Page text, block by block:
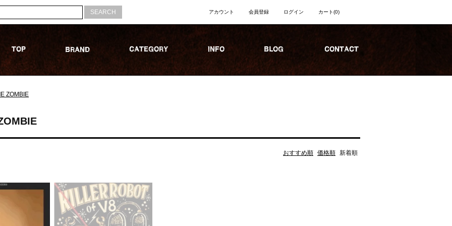
アカウント 会員登録 ログイン カート(0)
ZOMBIE
おすすめ順 価格順 新着順